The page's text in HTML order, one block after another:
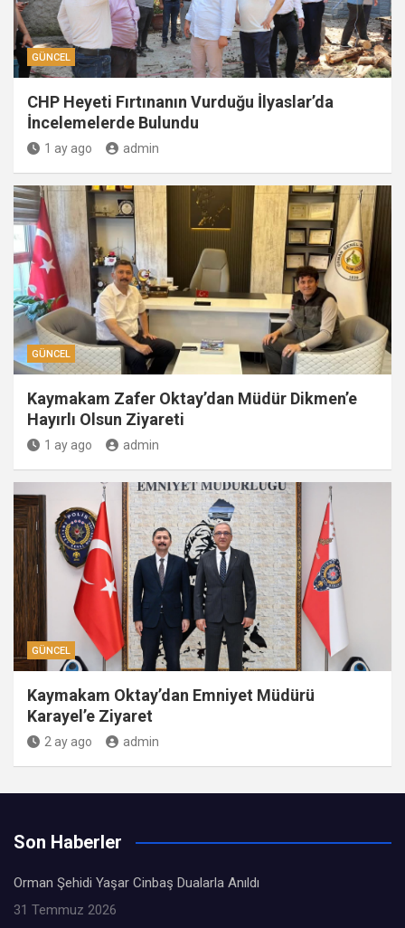
GÜNCEL
CHP Heyeti Fırtınanın Vurduğu İlyaslar’da
İncelemelerde Bulundu
1 ay ago admin
GÜNCEL
Kaymakam Zafer Oktay’dan Müdür Dikmen’e
Hayırlı Olsun Ziyareti
1 ay ago admin
GÜNCEL
Kaymakam Oktay’dan Emniyet Müdürü
Karayel’e Ziyaret
2 ay ago admin
Son Haberler
Orman Şehidi Yaşar Cinbaş Dualarla Anıldı
31 Temmuz 2026